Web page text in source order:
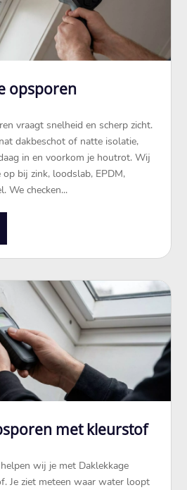
opsporen
vraagt snelheid en scherp zicht.
dakbeschot of natte isolatie,
in en voorkom je houtrot. Wij
bij zink, loodslab, EPDM,
We checken...
met kleurstof
wij je met Daklekkage
Je ziet meteen waar water loopt